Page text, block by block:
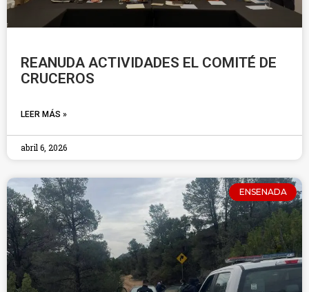
REANUDA ACTIVIDADES EL COMITÉ DE
CRUCEROS
LEER MÁS »
abril 6, 2026
ENSENADA